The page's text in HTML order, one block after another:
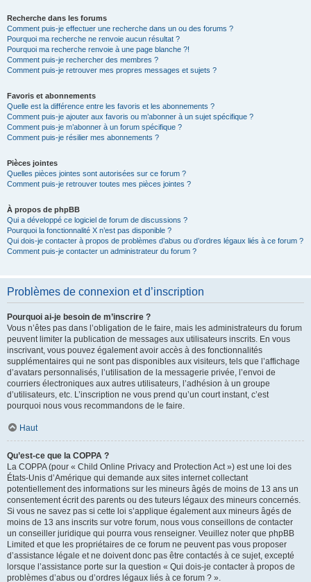
Recherche dans les forums
Comment puis-je effectuer une recherche dans un ou des forums ?
Pourquoi ma recherche ne renvoie aucun résultat ?
Pourquoi ma recherche renvoie à une page blanche ?!
Comment puis-je rechercher des membres ?
Comment puis-je retrouver mes propres messages et sujets ?
Favoris et abonnements
Quelle est la différence entre les favoris et les abonnements ?
Comment puis-je ajouter aux favoris ou m’abonner à un sujet spécifique ?
Comment puis-je m’abonner à un forum spécifique ?
Comment puis-je résilier mes abonnements ?
Pièces jointes
Quelles pièces jointes sont autorisées sur ce forum ?
Comment puis-je retrouver toutes mes pièces jointes ?
À propos de phpBB
Qui a développé ce logiciel de forum de discussions ?
Pourquoi la fonctionnalité X n’est pas disponible ?
Qui dois-je contacter à propos de problèmes d’abus ou d’ordres légaux liés à ce forum ?
Comment puis-je contacter un administrateur du forum ?
Problèmes de connexion et d’inscription
Pourquoi ai-je besoin de m’inscrire ?
Vous n’êtes pas dans l’obligation de le faire, mais les administrateurs du forum
peuvent limiter la publication de messages aux utilisateurs inscrits. En vous
inscrivant, vous pouvez également avoir accès à des fonctionnalités
supplémentaires qui ne sont pas disponibles aux visiteurs, tels que l’affichage
d’avatars personnalisés, l’utilisation de la messagerie privée, l’envoi de
courriers électroniques aux autres utilisateurs, l’adhésion à un groupe
d’utilisateurs, etc. L’inscription ne vous prend qu’un court instant, c’est
pourquoi nous vous recommandons de le faire.
Haut
Qu’est-ce que la COPPA ?
La COPPA (pour « Child Online Privacy and Protection Act ») est une loi des
États-Unis d’Amérique qui demande aux sites internet collectant
potentiellement des informations sur les mineurs âgés de moins de 13 ans un
consentement écrit des parents ou des tuteurs légaux des mineurs concernés.
Si vous ne savez pas si cette loi s’applique également aux mineurs âgés de
moins de 13 ans inscrits sur votre forum, nous vous conseillons de contacter
un conseiller juridique qui pourra vous renseigner. Veuillez noter que phpBB
Limited et que les propriétaires de ce forum ne peuvent pas vous proposer
d’assistance légale et ne doivent donc pas être contactés à ce sujet, excepté
lorsque l’assistance porte sur la question « Qui dois-je contacter à propos de
problèmes d’abus ou d’ordres légaux liés à ce forum ? ».